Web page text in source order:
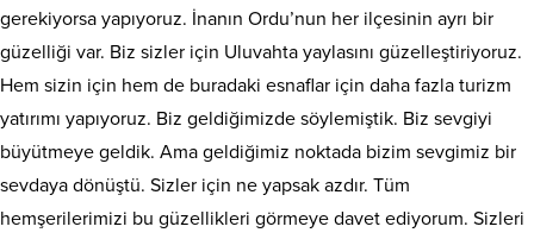
gerekiyorsa yapıyoruz. İnanın Ordu’nun her ilçesinin ayrı bir
güzelliği var. Biz sizler için Uluvahta yaylasını güzelleştiriyoruz.
Hem sizin için hem de buradaki esnaflar için daha fazla turizm
yatırımı yapıyoruz. Biz geldiğimizde söylemiştik. Biz sevgiyi
büyütmeye geldik. Ama geldiğimiz noktada bizim sevgimiz bir
sevdaya dönüştü. Sizler için ne yapsak azdır. Tüm
hemşerilerimizi bu güzellikleri görmeye davet ediyorum. Sizleri